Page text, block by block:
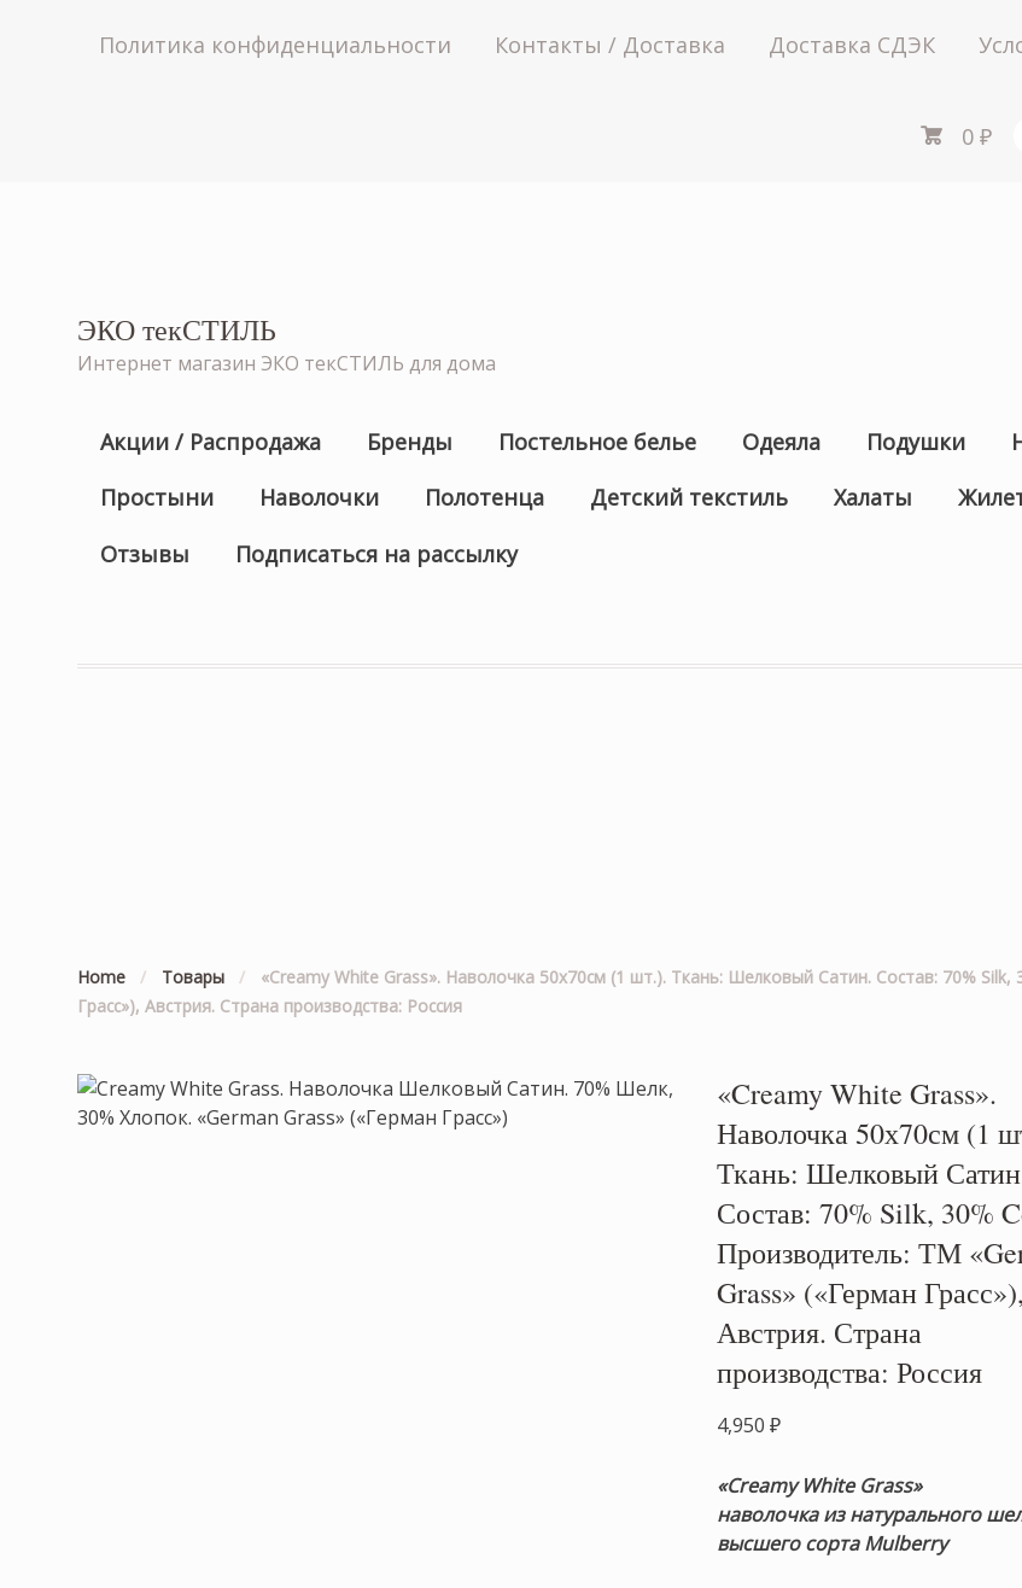
Политика конфиденциальности Контакты / Доставка Доставка СДЭК
0₽
ЭКО текСТИЛЬ
Интернет магазин ЭКО текСТИЛЬ для дома
Акции / Распродажа Бренды Постельное белье Одеяла Подушки
Простыни
Наволочки Полотенца Детский текстиль Халаты
Отзывы
Подписаться на рассылку
Home / Товары /
«Creamy White Grass». Наволочка 50х70см (1 шт.). Ткань: Шелковый Сатин. Состав: 70%
Грасс»), Австрия. Страна производства: Россия
«Creamy White Grass».
Наволочка 50х70см (1
Ткань: Шелковый
Состав: 70% Silk, 30%
Производитель: ТМ
Grass» («Герман Грасс»),
Австрия. Страна
производства: Россия
4,950₽
«Creamy White Grass»
наволочкаиз натурального
высшего сорта Mulberry